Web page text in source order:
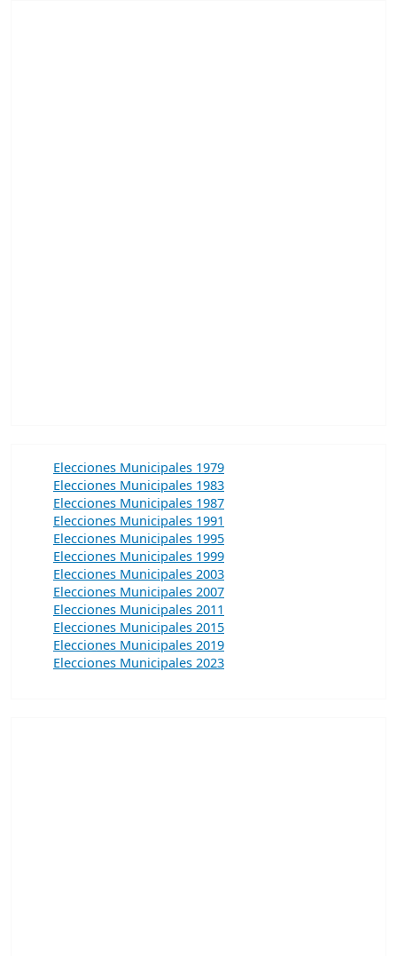
Elecciones Municipales 1979
Elecciones Municipales 1983
Elecciones Municipales 1987
Elecciones Municipales 1991
Elecciones Municipales 1995
Elecciones Municipales 1999
Elecciones Municipales 2003
Elecciones Municipales 2007
Elecciones Municipales 2011
Elecciones Municipales 2015
Elecciones Municipales 2019
Elecciones Municipales 2023